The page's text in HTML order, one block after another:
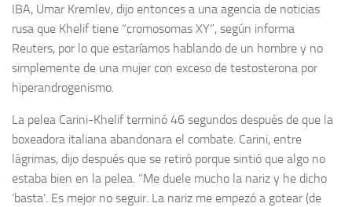
IBA, Umar Kremlev, dijo entonces a una agencia de noticias
rusa que Khelif tiene “cromosomas XY”, según informa
Reuters, por lo que estaríamos hablando de un hombre y no
simplemente de una mujer con exceso de testosterona por
hiperandrogenismo.
La pelea Carini-Khelif terminó 46 segundos después de que la
boxeadora italiana abandonara el combate. Carini, entre
lágrimas, dijo después que se retiró porque sintió que algo no
estaba bien en la pelea. “Me duele mucho la nariz y he dicho
‘basta’. Es mejor no seguir. La nariz me empezó a gotear (de